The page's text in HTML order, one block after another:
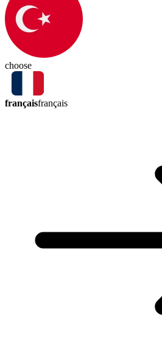
choose
françaisfrançais